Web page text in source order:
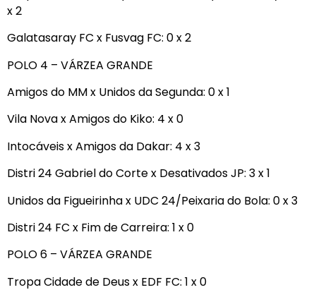
x 2
Galatasaray FC x Fusvag FC: 0 x 2
POLO 4 – VÁRZEA GRANDE
Amigos do MM x Unidos da Segunda: 0 x 1
Vila Nova x Amigos do Kiko: 4 x 0
Intocáveis x Amigos da Dakar: 4 x 3
Distri 24 Gabriel do Corte x Desativados JP: 3 x 1
Unidos da Figueirinha x UDC 24/Peixaria do Bola: 0 x 3
Distri 24 FC x Fim de Carreira: 1 x 0
POLO 6 – VÁRZEA GRANDE
Tropa Cidade de Deus x EDF FC: 1 x 0